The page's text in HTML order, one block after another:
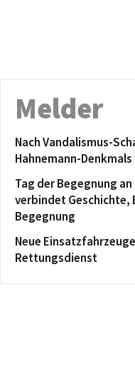
Melder
Nach Vandalismus-
Hahnemann-
Tag der Begegnung
verbindet Geschichte,
Begegnung
Neue
Rettungsdienst